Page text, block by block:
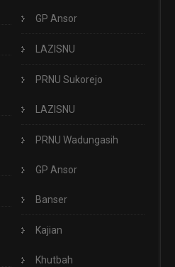
GP Ansor
LAZISNU
PRNU Sukorejo
LAZISNU
PRNU Wadungasih
GP Ansor
Banser
Kajian
Khutbah